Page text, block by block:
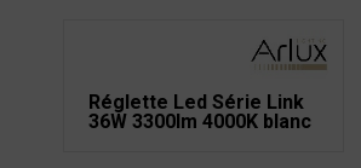
Réglette Led Série Link
36W 3300lm 4000K blanc